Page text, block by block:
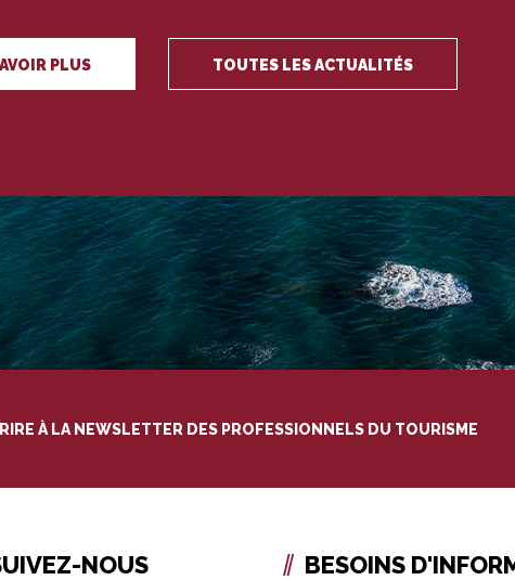
PLUS TOUTES LES ACTUALITÉS
À LA NEWSLETTER DES PROFESSIONNELS DU TOURISME
NOUS BESOINS